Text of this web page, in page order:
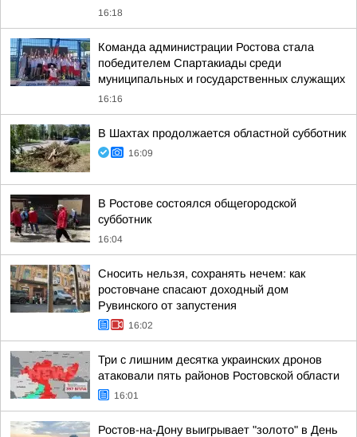
16:18
Команда администрации Ростова стала
победителем Спартакиады среди
муниципальных и государственных служащих
16:16
В Шахтах продолжается областной субботник
16:09
В Ростове состоялся общегородской
субботник
16:04
Сносить нельзя, сохранять нечем: как
ростовчане спасают доходный дом
Рувинского от запустения
16:02
Три с лишним десятка украинских дронов
атаковали пять районов Ростовской области
16:01
Ростов-на-Дону выигрывает "золото" в День